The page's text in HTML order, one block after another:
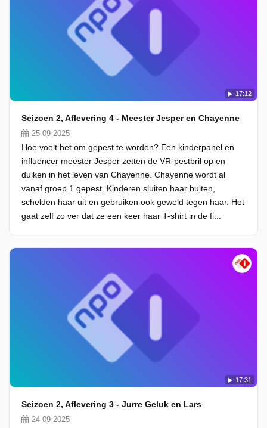
17:12
Seizoen 2, Aflevering 4 - Meester Jesper en Chayenne
25-09-2025
Hoe voelt het om gepest te worden? Een kinderpanel en
influencer meester Jesper zetten de VR-pestbril op en
duiken in het leven van Chayenne. Chayenne wordt al
vanaf groep 1 gepest. Kinderen sluiten haar buiten,
schelden haar uit en gebruiken ook geweld tegen haar. Het
gaat zelf zo ver dat ze een keer haar T-shirt in de fi...
17:31
Seizoen 2, Aflevering 3 - Jurre Geluk en Lars
24-09-2025